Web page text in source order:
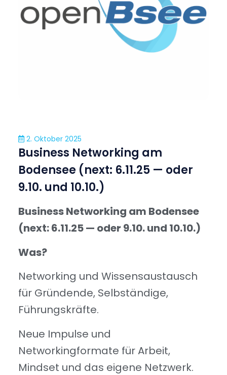
2. Oktober 2025
Business Networking am
Bodensee (next: 6.11.25 — oder
9.10. und 10.10.)
Business Networking am Bodensee
(next: 6.11.25 — oder 9.10. und 10.10.)
Was?
Networking und Wissensaustausch
für Gründende, Selbständige,
Führungskräfte.
Neue Impulse und
Networkingformate für Arbeit,
Mindset und das eigene Netzwerk.